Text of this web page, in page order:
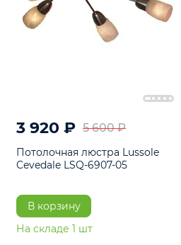
3 920 ₽ 5 600 ₽
Потолочная люстра Lussole
Cevedale LSQ-6907-05
В корзину
На складе